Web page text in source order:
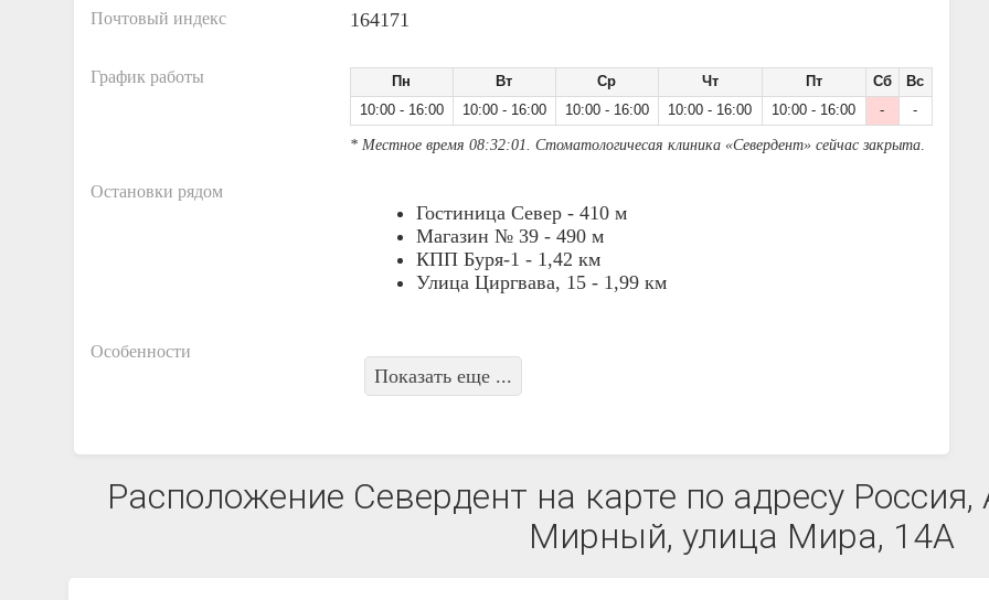
Почтовый индекс 164171
График работы Пн Вт Ср Чт Пт Сб
Вс
10:00 - 16:00
10:00 - 16:00 10:00 - 16:00 10:00 - 16:00 10:00 - 16:00 - -
* Местное время 08:32:01. Стоматологичесая клиника «Севердент» сейчас закрыта.
Остановки рядом
Гостиница Север - 410 м
Магазин № 39 - 490 м
КПП Буря-1 - 1,42 км
Улица Циргвава, 15 - 1,99 км
Особенности
Показать еще ...
Расположение Севердент на карте по адресу Россия,
Мирный, улица Мира, 14А